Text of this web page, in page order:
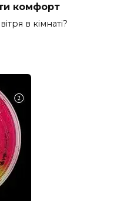
комфорт
в кімнаті?